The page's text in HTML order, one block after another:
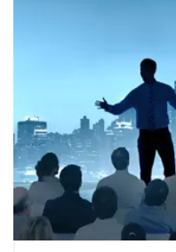
Eabore etsu dolore
quis nostrud